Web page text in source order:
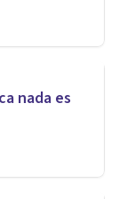
nada es